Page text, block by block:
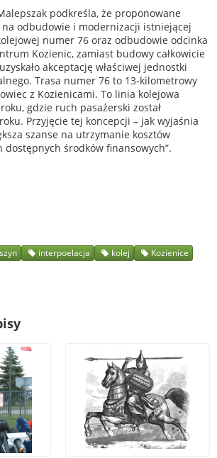
podkreśla, że proponowane
odbudowie i modernizacji istniejącej
numer 76 oraz odbudowie odcinka
Kozienic, zamiast budowy całkowicie
akceptację właściwej jednostki
Trasa numer 76 to 13-kilometrowy
z Kozienicami. To linia kolejowa
gdzie ruch pasażerski został
Przyjęcie tej koncepcji – jak wyjaśnia
szanse na utrzymanie kosztów
środków finansowych”.
interpoelacja kolej
Kozienice